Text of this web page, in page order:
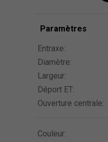
Paramètres
Entraxe:
Diamètre:
Largeur:
Déport ET:
Ouverture centrale:
Couleur: